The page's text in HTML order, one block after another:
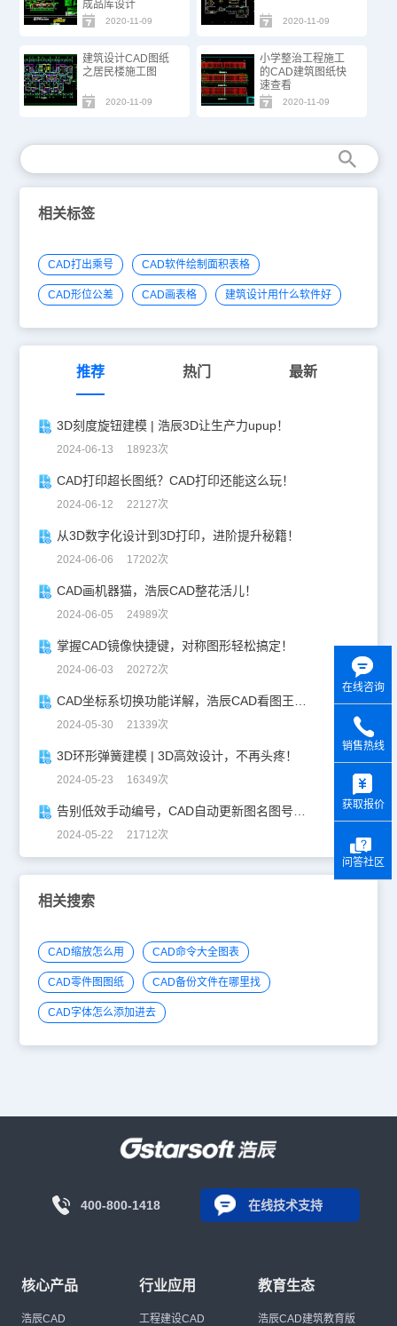
成品库设计
2020-11-09 2020-11-09
建筑设计CAD图纸
之居民楼施工图
2020-11-09
小学整治工程施工
的CAD建筑图纸快
速查看
2020-11-09
相关标签
CAD打出乘号 CAD软件绘制面积表格
CAD形位公差 CAD画表格 建筑设计用什么软件好
推荐 热门 最新
3D刻度旋钮建模 | 浩辰3D让生产力upup！
2024-06-13 18923次
CAD打印超长图纸？CAD打印还能这么玩！
2024-06-12 22127次
从3D数字化设计到3D打印，进阶提升秘籍！
2024-06-06 17202次
CAD画机器猫，浩辰CAD整花活儿！
2024-06-05 24989次
掌握CAD镜像快捷键，对称图形轻松搞定！
2024-06-03 20272次
CAD坐标系切换功能详解，浩辰CAD看图王让设计更自由！
2024-05-30 21339次
3D环形弹簧建模 | 3D高效设计，不再头疼！
2024-05-23 16349次
告别低效手动编号，CAD自动更新图名图号轻松搞定！
2024-05-22 21712次
相关搜索
CAD缩放怎么用 CAD命令大全图表
CAD零件图图纸 CAD备份文件在哪里找
CAD字体怎么添加进去
400-800-1418 在线技术支持
核心产品
浩辰CAD
行业应用
工程建设CAD
教育生态
浩辰CAD建筑教育版
在线咨询
销售热线
获取报价
问答社区